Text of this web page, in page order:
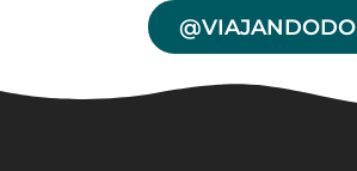
@VIAJANDODO